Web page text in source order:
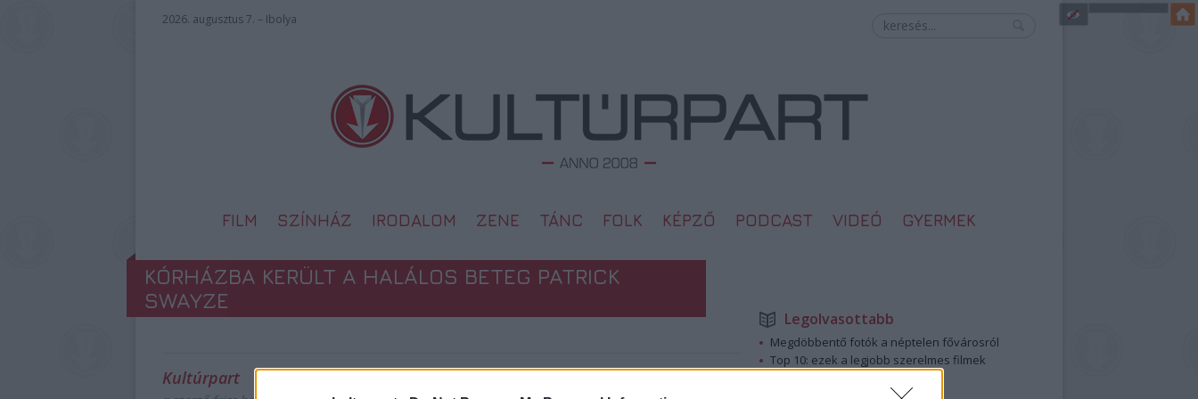
2026. augusztus 7. – Ibolya
FILM SZÍNHÁZ IRODALOM ZENE TÁNC FOLK KÉPZŐ PODCAST VIDEÓ GYERMEK
KÓRHÁZBA KERÜLT A HALÁLOS BETEG PATRICK
SWAYZE
Kultúrpart
Legolvasottabb
Megdöbbentő fotók a néptelen fővárosról
Top 10: ezek a legjobb szerelmes filmek
Megjöttek a meztelen hősnők